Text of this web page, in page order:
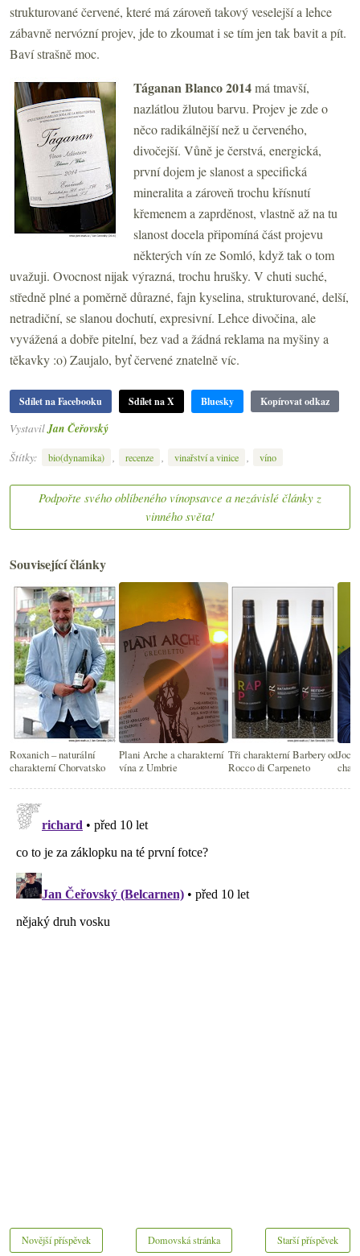
strukturované červené, které má zároveň takový veselejší a lehce
zábavně nervózní projev, jde to zkoumat i se tím jen tak bavit a pít.
Baví strašně moc.
Táganan Blanco 2014má tmavší,
nazlátlou žlutou barvu. Projev je zde o
něco radikálnější než u červeného,
divočejší. Vůně je čerstvá, energická,
první dojem je slanost a specifická
mineralita a zároveň trochu křísnutí
křemenem a zaprděnost, vlastně až na tu
slanost docela připomíná část projevu
některých vín ze Somló, když tak o tom
uvažuji. Ovocnost nijak výrazná, trochu hrušky. V chuti suché,
středně plné a poměrně důrazné, fajn kyselina, strukturované, delší,
netradiční, se slanou dochutí, expresivní. Lehce divočina, ale
vyvážená a dobře pitelní, bez vad a žádná reklama na myšiny a
těkavky :o) Zaujalo, byť červené znatelně víc.
Sdílet na Facebooku Sdílet na X Bluesky Kopírovat odkaz
Vystavil Jan Čeřovský
Štítky:
bio(dynamika) , recenze , vinařství a vinice , víno
Podpořte svého oblíbeného vínopsavce a nezávislé články z
vinného světa!
Související články
Roxanich – naturální
charakterní Chorvatsko
Plani Arche a charakterní
vína z Umbrie
Tři charakterní Barbery od
Rocco di Carpeneto
Novější příspěvek Starší příspěvek
Domovská stránka